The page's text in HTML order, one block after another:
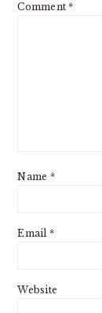
Comment*
Name *
Email *
Website